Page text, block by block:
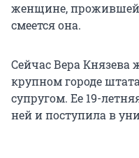
женщине,
смеется она.
Сейчас Вера Князева
крупном городе
супругом. Ее 19-
ней и поступила в